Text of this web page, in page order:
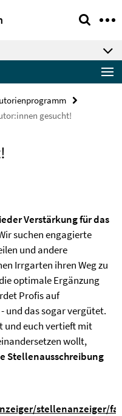
gesucht!
Verstärkung für das
suchen engagierte
und andere
Irrgarten ihren Weg zu
optimale Ergänzung
Profis auf
und das sogar vergütet.
und euch vertieft mit
wollt,
Stellenausschreibung
stellenanzeiger/